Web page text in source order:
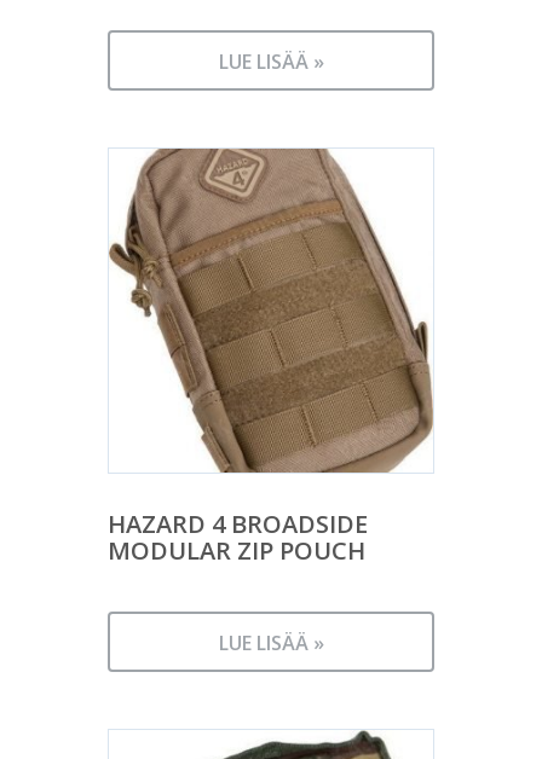
LUE LISÄÄ »
HAZARD 4 BROADSIDE
MODULAR ZIP POUCH
LUE LISÄÄ »